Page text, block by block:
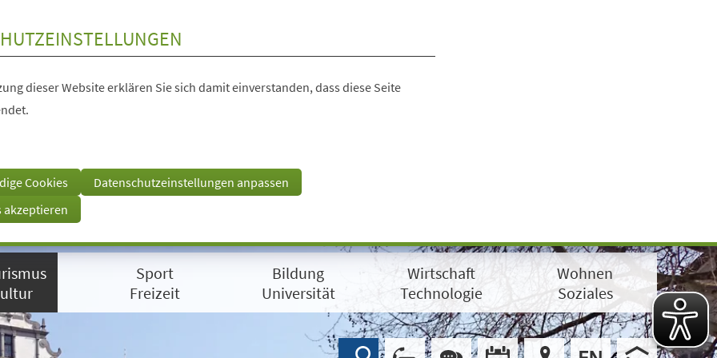
dieser Website erklären Sie sich damit einverstanden, dass diese Seite
Cookies
Datenschutzeinstellungen anpassen
akzeptieren
Sport
Freizeit
Bildung
Universität
Wirtschaft
Technologie
Wohnen
Soziales